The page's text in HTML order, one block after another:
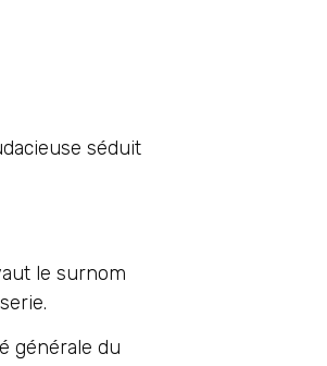
séduit
le surnom
générale du